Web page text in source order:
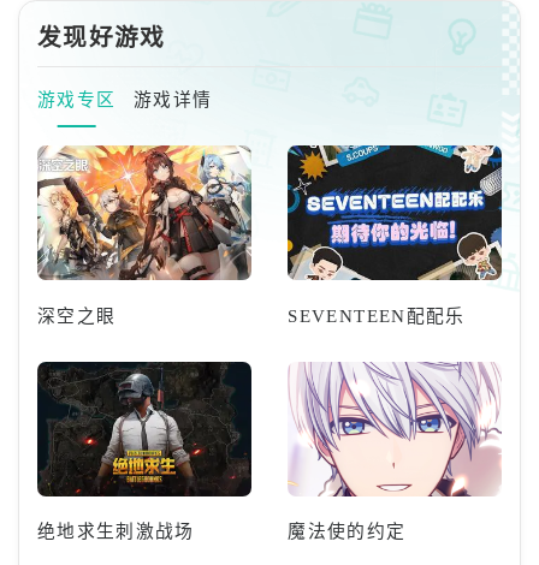
发现好游戏
游戏专区 游戏详情
深空之眼 SEVENTEEN配配乐
绝地求生刺激战场 魔法使的约定